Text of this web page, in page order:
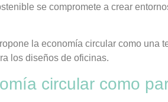
se compromete a crear
la economía circular como una
los diseños de oficinas.
circular como